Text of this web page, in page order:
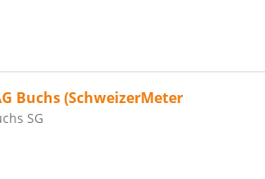
Buchs (SchweizerMeter
SG